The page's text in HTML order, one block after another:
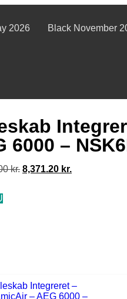
2026 Black November
6000 –
kr. 8,371.20 kr.